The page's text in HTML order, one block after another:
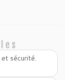
et sécurité.